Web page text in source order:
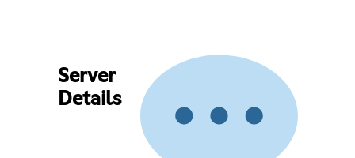
Server
Details